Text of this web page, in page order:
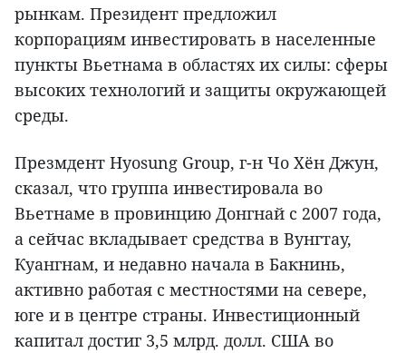
рынкам. Президент предложил
корпорациям инвестировать в населенные
пункты Вьетнама в областях их силы: сферы
высоких технологий и защиты окружающей
среды.
Презмдент Hyosung Group, г-н Чо Хён Джун,
сказал, что группа инвестировала во
Вьетнаме в провинцию Донгнай с 2007 года,
а сейчас вкладывает средства в Вунгтау,
Куангнам, и недавно начала в Бакнинь,
активно работая с местностями на севере,
юге и в центре страны. Инвестиционный
капитал достиг 3,5 млрд. долл. США во